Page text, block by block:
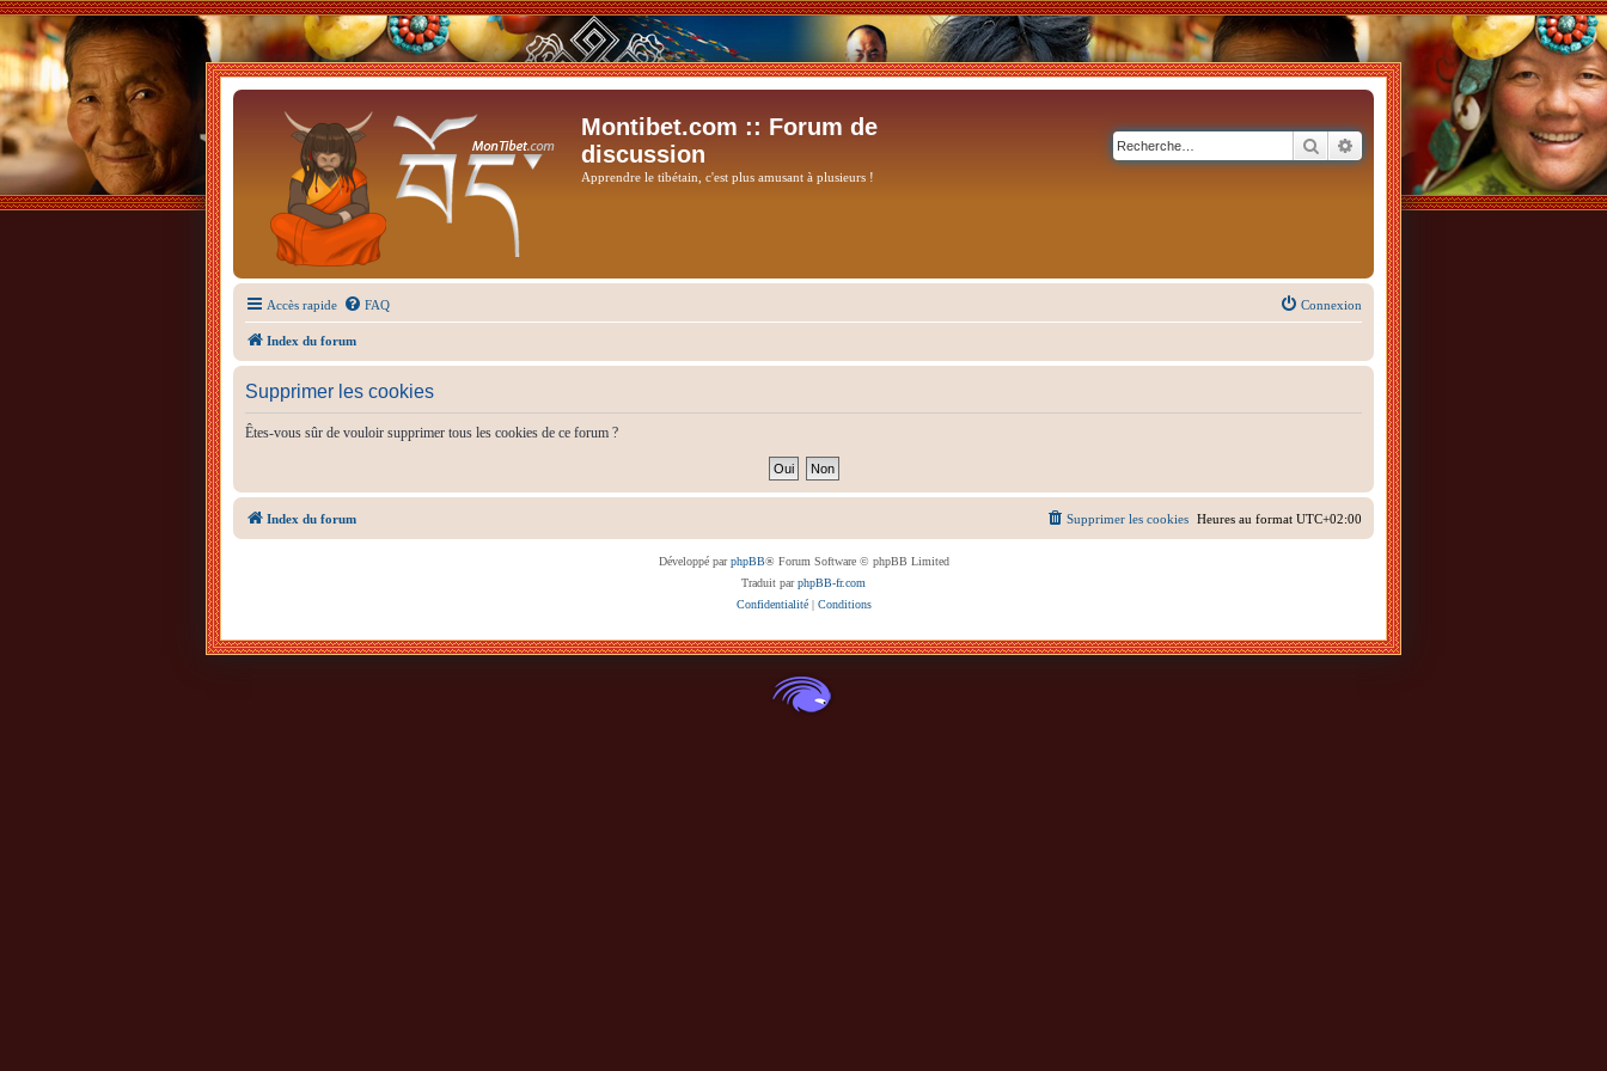
Montibet.com :: Forum de
discussion
Apprendre le tibétain, c'est plus amusant à plusieurs !
RechercherRecherche avancée
Accès rapide FAQ Connexion
Index du forum
Supprimer les cookies
Êtes-vous sûr de vouloir supprimer tous les cookies de ce forum ?
Index du forum Heures au format UTC+02:00
Supprimer les cookies
Développé parphpBB® Forum Software © phpBB Limited
Traduit parphpBB-fr.com
Confidentialité| Conditions